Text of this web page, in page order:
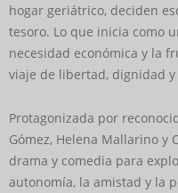
hogar geriátrico, deciden
tesoro. Lo que inicia como
necesidad económica y la
viaje de libertad, dignidad
Protagonizada por
Gómez, Helena Mallarino y
drama y comedia para
autonomía, la amistad y la